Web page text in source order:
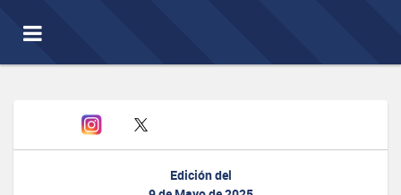
Toggle
navigation
Edición del